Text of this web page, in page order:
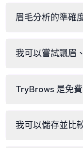
眉毛分析的準確
我可以嘗試飄眉
TryBrows 是免
我可以儲存並比